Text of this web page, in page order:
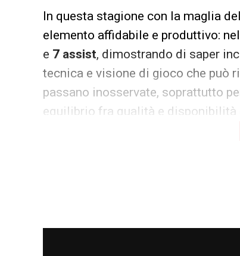
In questa stagione con la maglia del
elemento affidabile e produttivo:
e 7 assist, dimostrando di saper
tecnica e visione di gioco che può
passano inosservate, soprattutto
equilibrio fra qualità e disponibilità
La situazione, però, non è